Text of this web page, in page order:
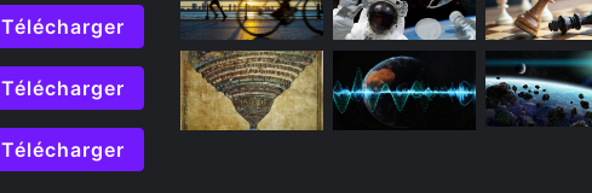
Télécharger
Télécharger
Télécharger